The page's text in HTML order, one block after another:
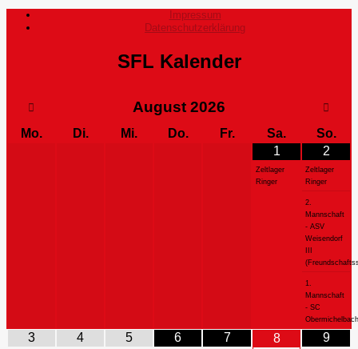
Impressum
Datenschutzerklärung
SFL Kalender
August 2026
Mo. Di. Mi. Do. Fr. Sa.
So.
1
Zeltlager
Ringer
2
Zeltlager
Ringer
2.
Mannschaft
- ASV
Weisendorf
1.
Mannschaft
- SC
Obermichelbach
3 4 5 6 7 8 9